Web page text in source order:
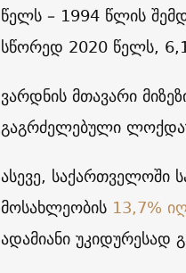
წელს – 1994 წლის
სწორედ 2020 წელს,
ვარდნის მთავარი
გაგრძელებული
ასევე, საქართველოში
მოსახლეობის 13,7%
ადამიანი უკიდურესად